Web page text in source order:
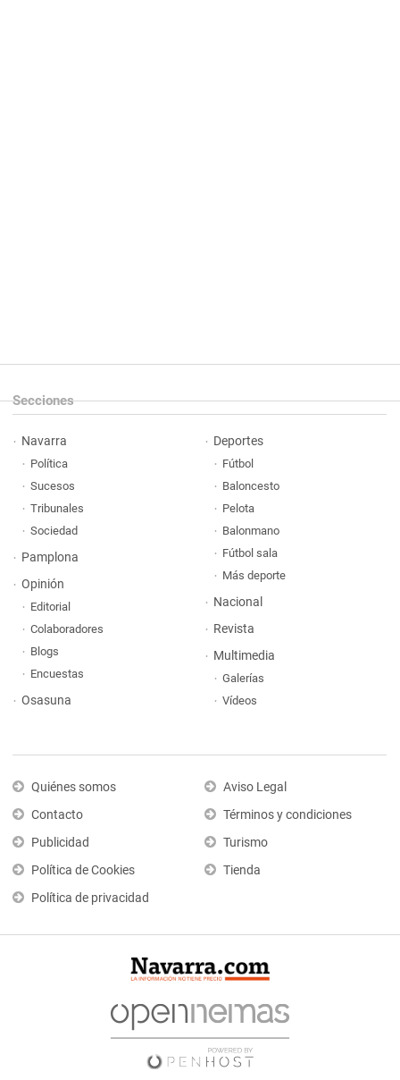
Secciones
Navarra
Política
Sucesos
Tribunales
Sociedad
Pamplona
Opinión
Editorial
Colaboradores
Blogs
Encuestas
Osasuna
Deportes
Fútbol
Baloncesto
Pelota
Balonmano
Fútbol sala
Más deporte
Nacional
Revista
Multimedia
Galerías
Vídeos
Quiénes somos
Contacto
Publicidad
Política de Cookies
Política de privacidad
Aviso Legal
Términos y condiciones
Turismo
Tienda